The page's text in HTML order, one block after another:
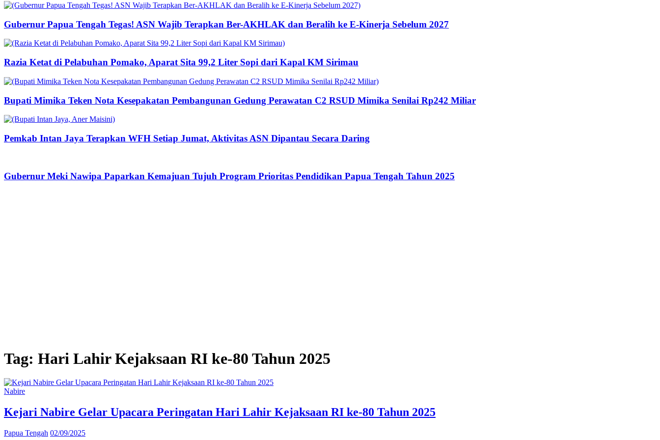
Gubernur Papua Tengah Tegas! ASN Wajib Terapkan Ber-AKHLAK dan Beralih ke E-Kinerja Sebelum 2027
Razia Ketat di Pelabuhan Pomako, Aparat Sita 99,2 Liter Sopi dari Kapal KM Sirimau
Bupati Mimika Teken Nota Kesepakatan Pembangunan Gedung Perawatan C2 RSUD Mimika Senilai Rp242 Miliar
Pemkab Intan Jaya Terapkan WFH Setiap Jumat, Aktivitas ASN Dipantau Secara Daring
Gubernur Meki Nawipa Paparkan Kemajuan Tujuh Program Prioritas Pendidikan Papua Tengah Tahun 2025
Tag: Hari Lahir Kejaksaan RI ke-80 Tahun 2025
Nabire
Kejari Nabire Gelar Upacara Peringatan Hari Lahir Kejaksaan RI ke-80 Tahun 2025
Papua Tengah 02/09/2025